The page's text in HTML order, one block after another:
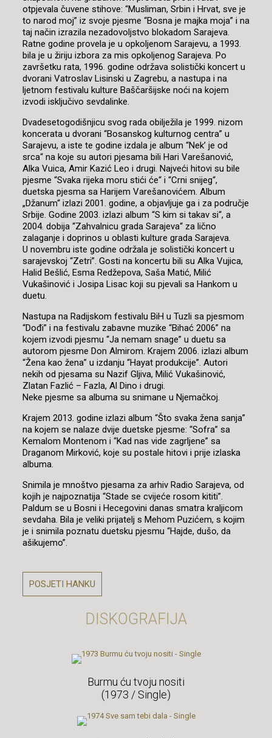
otpjevala čuvene stihove: “Musliman, Srbin i Hrvat, sve je
to narod moj” iz svoje pjesme “Bosna je majka moja” i na
taj način izrazila nezadovoljstvo blokadom Sarajeva.
Ratne godine provela je u opkoljenom Sarajevu, a 1993.
bila je u žiriju izbora za mis opkoljenog Sarajeva. Po
završetku rata, 1996. godine održava solistički koncert u
dvorani Vatroslav Lisinski u Zagrebu, a nastupa i na
ljetnom festivalu kulture Baščaršijske noći na kojem
izvodi isključivo sevdalinke.
Dvadesetogodišnjicu svog rada obilježila je 1999. nizom
koncerata u dvorani “Bosanskog kulturnog centra” u
Sarajevu, a iste te godine izdala je album “Nek’ je od
srca“ na koje su autori pjesama bili Hari Varešanović,
Alka Vuica, Amir Kazić Leo i drugi. Najveći hitovi su bile
pjesme “Svaka rijeka moru stići će“ i “Crni snijeg“,
duetska pjesma sa Harijem Varešanovićem. Album
„Džanum“ izlazi 2001. godine, a objavljuje ga i za područje
Srbije. Godine 2003. izlazi album “S kim si takav si“, a
2004. dobija “Zahvalnicu grada Sarajeva“ za lično
zalaganje i doprinos u oblasti kulture grada Sarajeva.
U novembru iste godine održala je solistički koncert u
sarajevskoj “Zetri”. Gosti na koncertu bili su Alka Vujica,
Halid Bešlić, Esma Redžepova, Saša Matić, Milić
Vukašinović i Josipa Lisac koji su pjevali sa Hankom u
duetu.
Nastupa na Radijskom festivalu BiH u Tuzli sa pjesmom
“Dođi” i na festivalu zabavne muzike “Bihać 2006” na
kojem izvodi pjesmu “Ja nemam snage” u duetu sa
autorom pjesme Don Almirom. Krajem 2006. izlazi album
“Žena kao žena” u izdanju “Hayat produkcije”. Autori
nekih od pjesama su Nazif Gljiva, Milić Vukašinović,
Zlatan Fazlić – Fazla, Al Dino i drugi.
Neke pjesme sa albuma su snimane u Njemačkoj.
Krajem 2013. godine izlazi album “Što svaka žena sanja”
na kojem se nalaze dvije duetske pjesme: “Sofra” sa
Kemalom Montenom i “Kad nas vide zagrljene” sa
Draganom Mirković, koje su postale hitovi i prije izlaska
albuma.
Snimila je mnoštvo pjesama za arhiv Radio Sarajeva, od
kojih je najpoznatija “Stade se cvijeće rosom kititi”.
Paldum se u Bosni i Hecegovini danas smatra kraljicom
sevdaha. Bila je veliki prijatelj s Mehom Puzićem, s kojim
je i snimila poznatu duetsku pjesmu “Hajde, dušo, da
ašikujemo”.
POSJETI HANKU
DISKOGRAFIJA
Burmu ću tvoju nositi
(1973 / Single)